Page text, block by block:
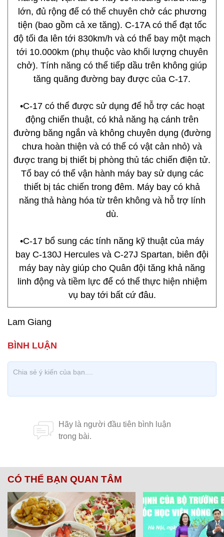
lớn, đủ rộng để có thể chuyên chở các phương
tiện (bao gồm cả xe tăng). C-17A có thể đạt tốc
độ tối đa lên tới 830km/h và có thể bay một mạch
tới 10.000km (phụ thuộc vào khối lượng chuyên
chở). Tính năng có thể tiếp dầu trên không giúp
tăng quãng đường bay được của C-17.
•C-17 có thể được sử dụng để hỗ trợ các hoạt
động chiến thuật, có khả năng hạ cánh trên
đường băng ngắn và không chuyên dụng (đường
chưa hoàn thiện và có thể có vật cản nhỏ) và
được trang bị thiết bị phòng thủ tác chiến điện tử.
Tổ bay có thể vận hành máy bay sử dụng các
thiết bị tác chiến trong đêm. Máy bay có khả
năng thả hàng hóa từ trên không và hỗ trợ lính
dù.
•C-17 bổ sung các tính năng kỹ thuật của máy
bay C-130J Hercules và C-27J Spartan, biên đội
máy bay này giúp cho Quân đội tăng khả năng
linh động và tiềm lực để có thể thực hiện nhiệm
vụ bay tới bất cứ đâu.
Lam Giang
CÓ THỂ BẠN QUAN TÂM